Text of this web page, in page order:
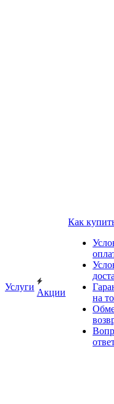
Услуги
Акции
Как
на